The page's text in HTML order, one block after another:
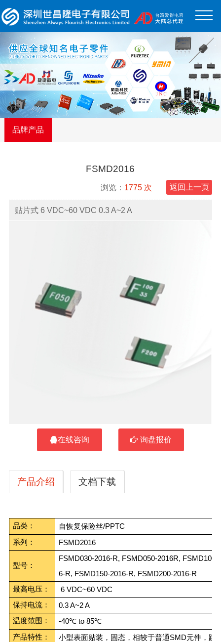
品牌产品
FSMD2016
浏览： 1775 次 返回上一页
贴片式 6 VDC~60 VDC 0.3 A~2 A
在线咨询 询盘报价
产品介绍 文档下载
品类： 自恢复保险丝/PPTC
系列： FSMD2016
型号：
FSMD030-2016-R, FSMD050-2016R, FSMD100-
6-R, FSMD150-2016-R, FSMD200-2016-R
最高电压： 6 VDC~60 VDC
保持电流： 0.3 A~2 A
温度范围： -40℃to 85℃
产品特性：
小型表面贴装，固态，相较于普通SMD元件，跳